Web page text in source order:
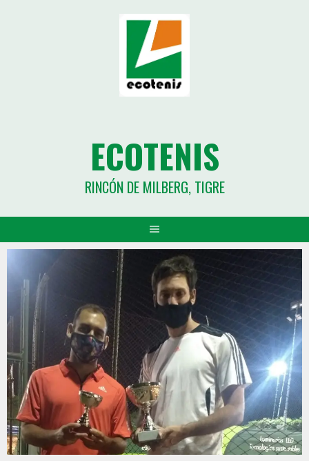
ECOTENIS
RINCÓN DE MILBERG, TIGRE